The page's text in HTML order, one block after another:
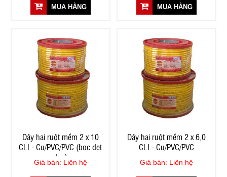
MUA HÀNG MUA HÀNG
Dây hai ruột mềm 2 x 10
CLI - Cu/PVC/PVC (bọc dẹt
đen)
Giá bán: Liên hệ
Dây hai ruột mềm 2 x 6,0
CLI - Cu/PVC/PVC
Giá bán: Liên hệ